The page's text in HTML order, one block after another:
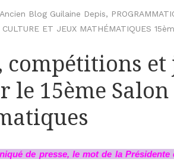
Ancien Blog Guilaine Depis,
ET JEUX MATHÉMATIQUES
compétitions et
le 15ème
de presse, le mot de la Présidente